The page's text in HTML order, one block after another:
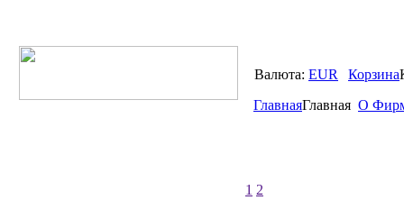
Валюта: EUR Корзина
ГлавнаяГлавная О
1 2